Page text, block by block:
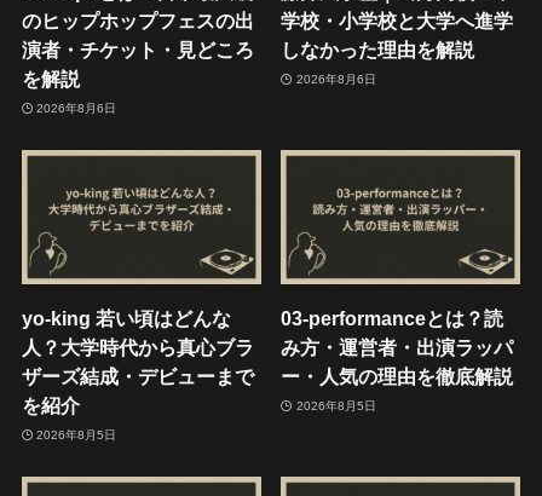
のヒップホップフェスの出
演者・チケット・見どころ
を解説
2026年8月6日
学校・小学校と大学へ進学
しなかった理由を解説
2026年8月6日
yo-king 若い頃はどんな
人？大学時代から真心ブラ
ザーズ結成・デビューまで
を紹介
2026年8月5日
03-performanceとは？読
み方・運営者・出演ラッパ
ー・人気の理由を徹底解説
2026年8月5日